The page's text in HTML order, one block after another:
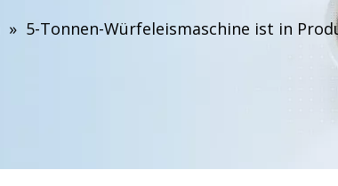
» 5-Tonnen-Würfeleismaschine ist in